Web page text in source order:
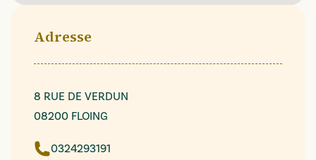
Adresse
8 RUE DE VERDUN
08200 FLOING
0324293191